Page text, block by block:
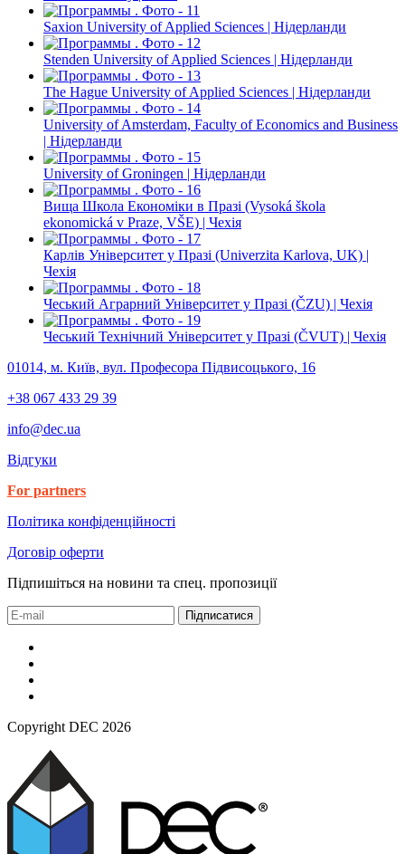
Saxion University of Applied Sciences | Нідерланди
Stenden University of Applied Sciences | Нідерланди
The Hague University of Applied Sciences | Нідерланди
University of Amsterdam, Faculty of Economics and Business
| Нідерланди
University of Groningen | Нідерланди
Вища Школа Економіки в Празі (Vysoká škola
ekonomická v Praze, VŠE) | Чехія
Карлів Університет у Празі (Univerzita Karlova, UK) |
Чехія
Чеський Аграрний Університет у Празі (ČZU) | Чехія
Чеський Технічний Університет у Празі (ČVUT) | Чехія
01014, м. Київ, вул. Професора Підвисоцького, 16
+38 067 433 29 39
info@dec.ua
Відгуки
For partners
Політика конфіденційності
Договір оферти
Підпишіться на новини та спец. пропозиції
Підписатися
Copyright DEC 2026